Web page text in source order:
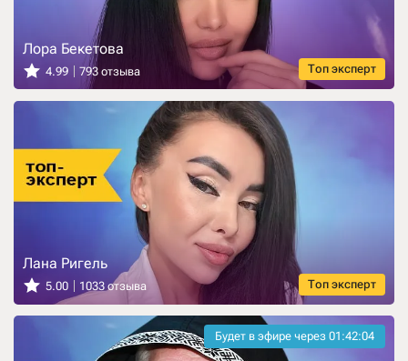
Топ эксперт
Лора Бекетова
4.99 793 отзыва
Топ эксперт
Лана Ригель
5.00 1033 отзыва
Будет в эфире через 01:42:03